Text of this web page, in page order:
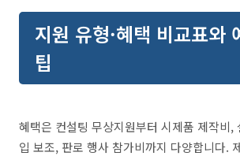
지원 유형·혜택 비교표와
팁
혜택은 컨설팅 무상지원부터 시제품 제작비,
입 보조, 판로 행사 참가비까지 다양합니다.